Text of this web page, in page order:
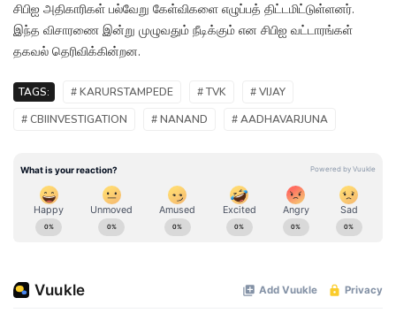
சிபிஐ அதிகாரிகள் பல்வேறு கேள்விகளை எழுப்பத் திட்டமிட்டுள்ளனர்.
இந்த விசாரணை இன்று முழுவதும் நீடிக்கும் என சிபிஐ வட்டாரங்கள்
தகவல் தெரிவிக்கின்றன.
TAGS: # KARURSTAMPEDE # TVK
# VIJAY
# CBIINVESTIGATION
# NANAND # AADHAVARJUNA